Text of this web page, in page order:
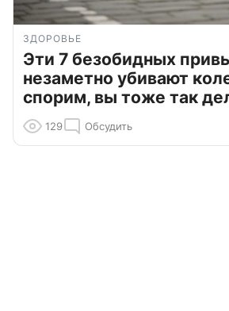
ЗДОРОВЬЕ
Эти 7 безобидных
незаметно убивают
спорим, вы тоже так
129 Обсудить